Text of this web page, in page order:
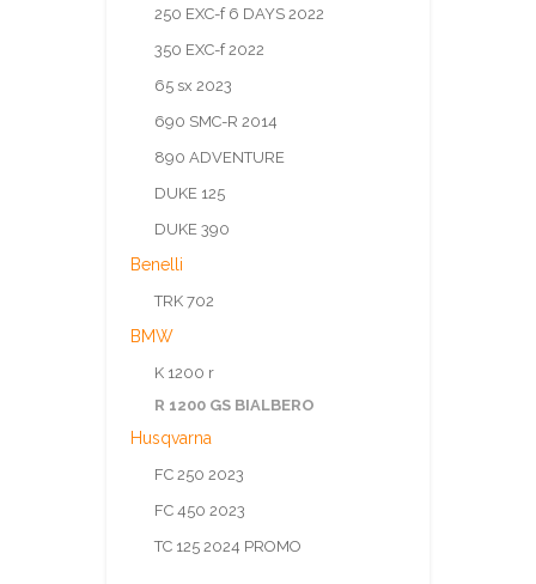
250 EXC-f 6 DAYS 2022
350 EXC-f 2022
65 sx 2023
690 SMC-R 2014
890 ADVENTURE
DUKE 125
DUKE 390
Benelli
TRK 702
BMW
K 1200 r
R 1200 GS BIALBERO
Husqvarna
FC 250 2023
FC 450 2023
TC 125 2024 PROMO